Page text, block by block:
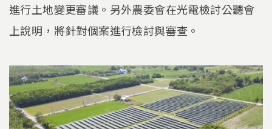
進行土地變更審議。另外農委會在光電檢討公聽會
上說明，將針對個案進行檢討與審查。